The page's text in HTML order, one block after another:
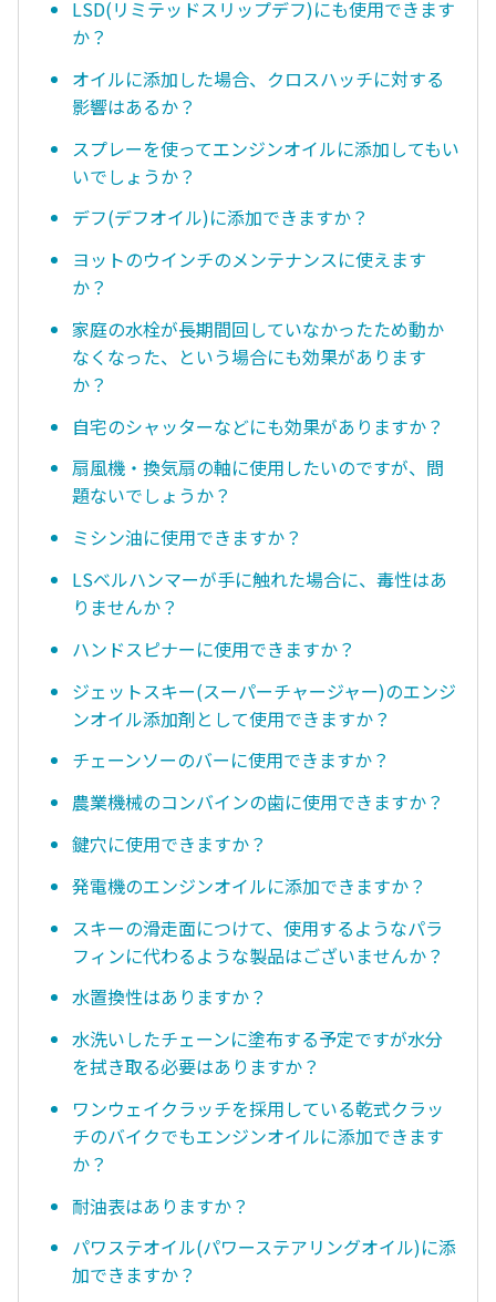
LSD(リミテッドスリップデフ)にも使用できます
か？
オイルに添加した場合、クロスハッチに対する
影響はあるか？
スプレーを使ってエンジンオイルに添加してもい
いでしょうか？
デフ(デフオイル)に添加できますか？
ヨットのウインチのメンテナンスに使えます
か？
家庭の水栓が長期間回していなかったため動か
なくなった、という場合にも効果があります
か？
自宅のシャッターなどにも効果がありますか？
扇風機・換気扇の軸に使用したいのですが、問
題ないでしょうか？
ミシン油に使用できますか？
LSベルハンマーが手に触れた場合に、毒性はあ
りませんか？
ハンドスピナーに使用できますか？
ジェットスキー(スーパーチャージャー)のエンジ
ンオイル添加剤として使用できますか？
チェーンソーのバーに使用できますか？
農業機械のコンバインの歯に使用できますか？
鍵穴に使用できますか？
発電機のエンジンオイルに添加できますか？
スキーの滑走面につけて、使用するようなパラ
フィンに代わるような製品はございませんか？
水置換性はありますか？
水洗いしたチェーンに塗布する予定ですが水分
を拭き取る必要はありますか？
ワンウェイクラッチを採用している乾式クラッ
チのバイクでもエンジンオイルに添加できます
か？
耐油表はありますか？
パワステオイル(パワーステアリングオイル)に添
加できますか？